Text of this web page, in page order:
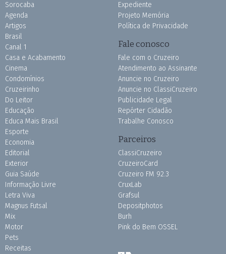
Sorocaba
Agenda
Artigos
Brasil
Canal 1
Casa e Acabamento
Cinema
Condomínios
Cruzeirinho
Do Leitor
Educação
Educa Mais Brasil
Esporte
Economia
Editorial
Exterior
Guia Saúde
Informação Livre
Letra Viva
Magnus Futsal
Mix
Motor
Pets
Receitas
Expediente
Projeto Memória
Política de Privacidade
Fale conosco
Fale com o Cruzeiro
Atendimento ao Assinante
Anuncie no Cruzeiro
Anuncie no ClassiCruzeiro
Publicidade Legal
Repórter Cidadão
Trabalhe Conosco
Parceiros
ClassiCruzeiro
CruzeiroCard
Cruzeiro FM 92.3
CruxLab
Grafsul
Depositphotos
Burh
Pink do Bem OSSEL